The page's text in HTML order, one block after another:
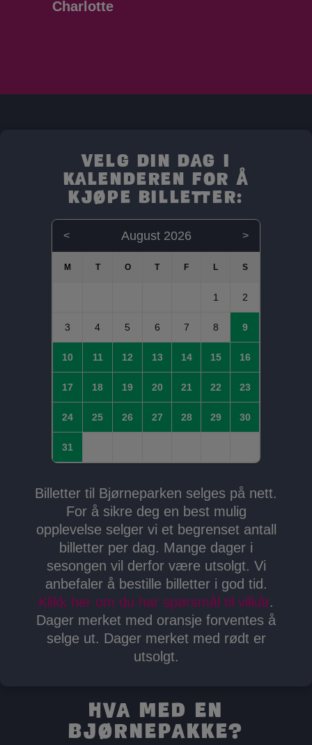
Charlotte
Velg din dag i
kalenderen for å
kjøpe billetter:
< August 2026 >
1 2
3 4 5 6 7 8 9
10 11 12 13 14 15 16
17 18 19 20 21 22 23
24 25 26 27 28 29 30
31
Billetter til Bjørneparken selges på nett.
For å sikre deg en best mulig
opplevelse selger vi et begrenset antall
billetter per dag. Mange dager i
sesongen vil derfor være utsolgt. Vi
anbefaler å bestille billetter i god tid.
Klikk her om du har spørsmål til vilkår.
Dager merket med oransje forventes å
selge ut. Dager merket med rødt er
utsolgt.
Hva med en
Bjørnepakke?